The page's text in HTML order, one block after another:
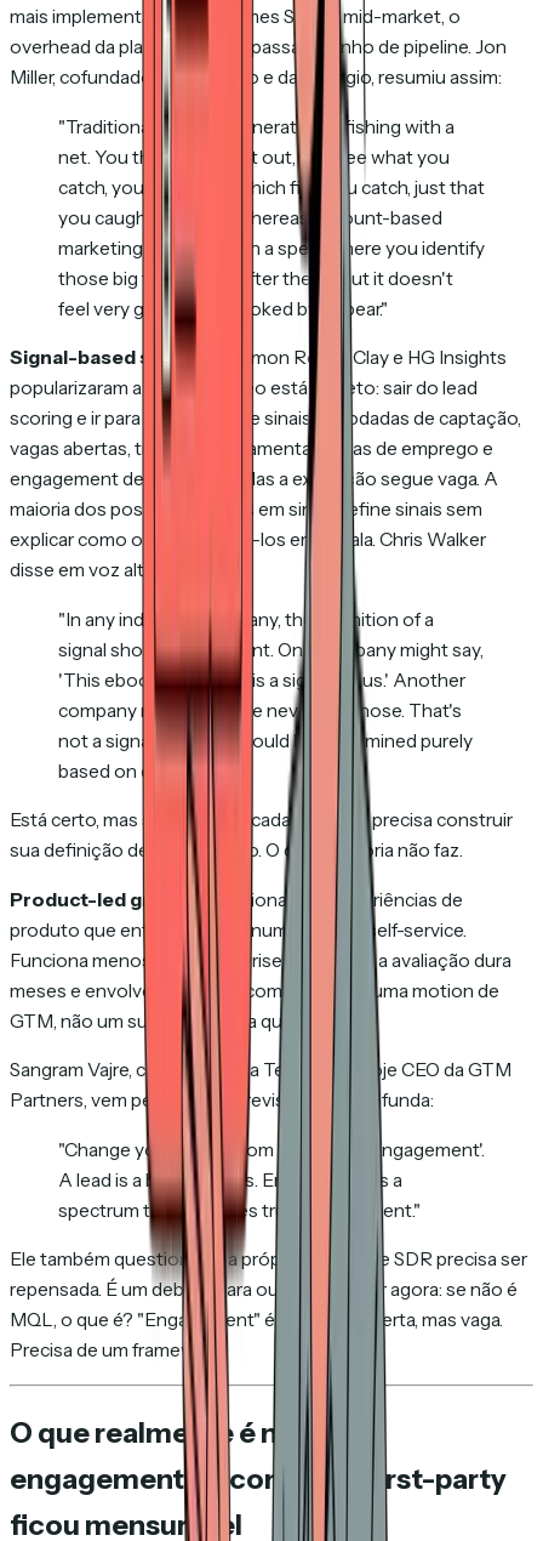
mais implementação. Para times SMB e mid-market, o
overhead da plataforma ultrapassa o ganho de pipeline. Jon
Miller, cofundador da Marketo e da Engagio, resumiu assim:
"Traditional demand generation is fishing with a
net. You throw your net out, you see what you
catch, you don't care which fish you catch, just that
you caught enough. Whereas account-based
marketing is fishing with a spear where you identify
those big fish and go after them... But it doesn't
feel very good to get poked by a spear."
Signal-based selling.
Common Room, Clay e HG Insights
popularizaram a ideia. O núcleo está correto: sair do lead
scoring e ir para agregação de sinais de rodadas de captação,
vagas abertas, trocas de ferramenta, trocas de emprego e
engagement de conteúdo. Mas a execução segue vaga. A
maioria dos posts "baseados em sinal" define sinais sem
explicar como operacionalizá-los em escala. Chris Walker
disse em voz alta:
"In any individual company, the definition of a
signal should be different. One company might say,
'This ebook download is a signal for us.' Another
company might say, 'We never win those. That's
not a signal for us.' It should be determined purely
based on data."
Está certo, mas significa que cada empresa precisa construir
sua definição de sinal do zero. O que a maioria não faz.
Product-led growth. Funciona para experiências de
produto que entregam valor numa sessão self-service.
Funciona menos para enterprise B2B, onde a avaliação dura
meses e envolve comitê de compra. PLG é uma motion de
GTM, não um substituto para qualificação.
Sangram Vajre, cofundador da Terminus e hoje CEO da GTM
Partners, vem pedindo uma revisão mais profunda:
"Change your metric from 'Leads' to 'Engagement'.
A lead is a binary status. Engagement is a
spectrum that indicates true buying intent."
Ele também questiona se a própria função de SDR precisa ser
repensada. É um debate para outro post. Por agora: se não é
MQL, o que é? "Engagement" é a resposta certa, mas vaga.
Precisa de um framework.
O que realmente é novo: o
engagement de conteúdo first-party
ficou mensurável